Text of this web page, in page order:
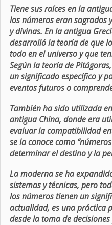
Tiene sus raíces en la
los números eran sagrados
y divinas. En la antigua
desarrolló la teoría de que
todo en el universo y que
Según la teoría de
un significado específico y
eventos futuros o
También ha sido utilizada
antigua China, donde era
evaluar la compatibilidad
se la conoce como
determinar el destino y la
La moderna se ha
sistemas y técnicas, pero
los números tienen un
actualidad, es una práctica
desde la toma de